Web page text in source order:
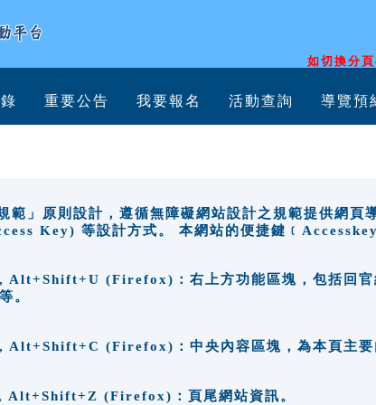
如切換分
重要公告 我要報名 活動查詢 導覽預
範」原則設計，遵循無障礙網站設計之規範提供網
Key) 等設計方式。 本網站的便捷鍵﹝Accesskey
(Firefox)：右上方功能區塊，包括回官
。
(Firefox)：中央內容區塊，為本頁主要
(Firefox)：頁尾網站資訊。